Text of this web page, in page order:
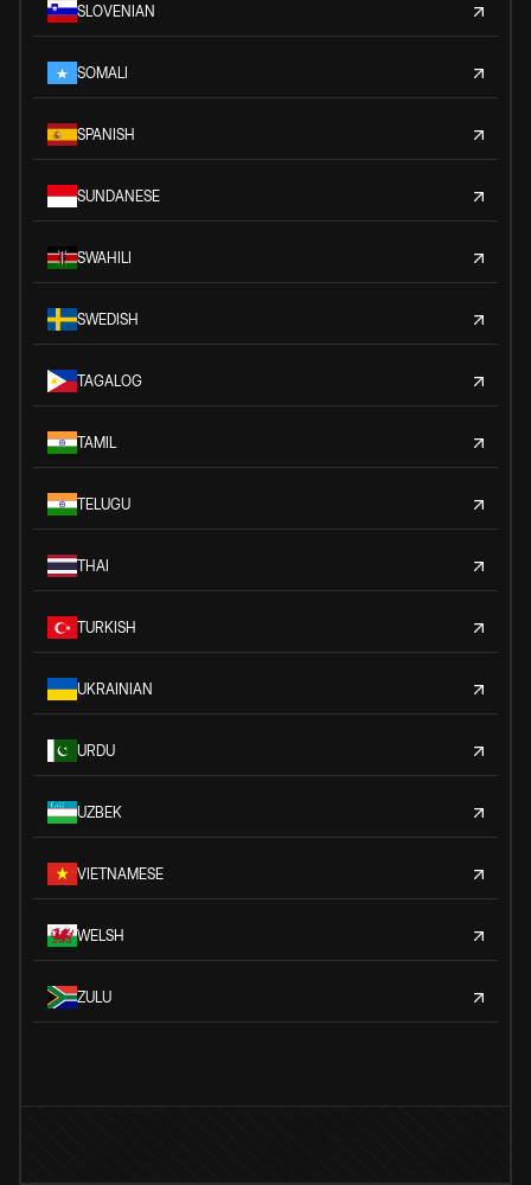
SLOVENIAN
SOMALI
SPANISH
SUNDANESE
SWAHILI
SWEDISH
TAGALOG
TAMIL
TELUGU
THAI
TURKISH
UKRAINIAN
URDU
UZBEK
VIETNAMESE
WELSH
ZULU